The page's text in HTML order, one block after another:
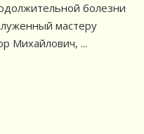
болезни
мастеру
Михайлович, ...